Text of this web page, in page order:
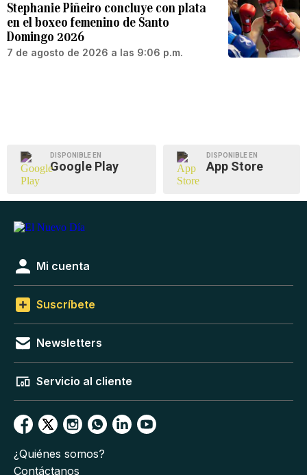
Stephanie Piñeiro concluye con plata
en el boxeo femenino de Santo
Domingo 2026
7 de agosto de 2026 a las 9:06 p.m.
DISPONIBLE EN
Google Play
DISPONIBLE EN
App Store
Mi cuenta
Suscríbete
Newsletters
Servicio al cliente
¿Quiénes somos?
Contáctanos